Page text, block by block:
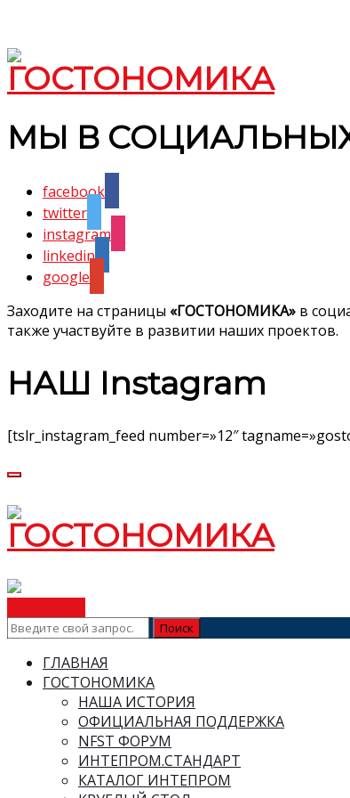
МЫ В
facebook
twitter
instagram
linkedin
google
Заходите на страницы «ГОСТОНОМИКА» в
также участвуйте в развитии наших проектов.
НАШ Instagram
[tslr_instagram_feed number=»12″
ГЛАВНАЯ
ГОСТОНОМИКА
НАША ИСТОРИЯ
ОФИЦИАЛЬНАЯ ПОДДЕРЖКА
NFST ФОРУМ
ИНТЕПРОМ.СТАНДАРТ
КАТАЛОГ ИНТЕПРОМ